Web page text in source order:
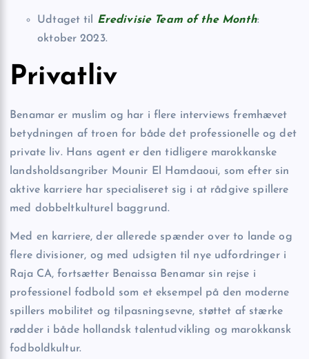
Udtaget til Eredivisie Team of the Month:
oktober 2023.
Privatliv
Benamar er muslim og har i flere interviews fremhævet
betydningen af troen for både det professionelle og det
private liv. Hans agent er den tidligere marokkanske
landsholdsangriber Mounir El Hamdaoui, som efter sin
aktive karriere har specialiseret sig i at rådgive spillere
med dobbeltkulturel baggrund.
Med en karriere, der allerede spænder over to lande og
flere divisioner, og med udsigten til nye udfordringer i
Raja CA, fortsætter Benaissa Benamar sin rejse i
professionel fodbold som et eksempel på den moderne
spillers mobilitet og tilpasningsevne, støttet af stærke
rødder i både hollandsk talentudvikling og marokkansk
fodboldkultur.